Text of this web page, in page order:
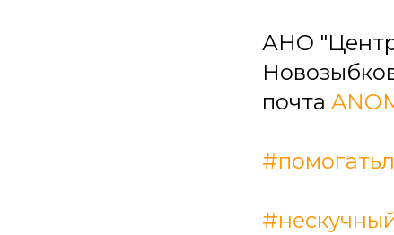
АНО "Центр
почта